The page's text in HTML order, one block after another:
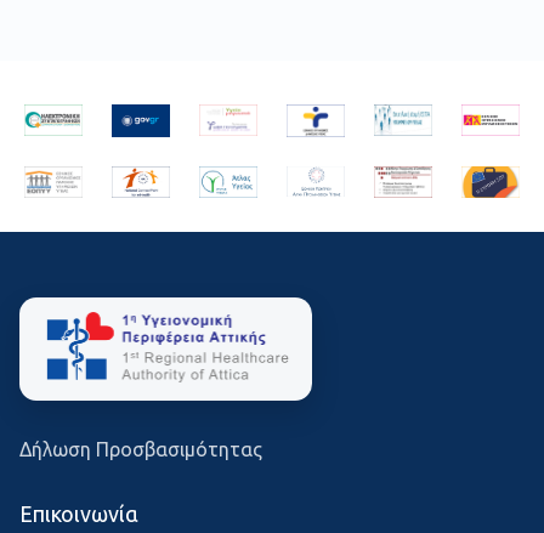
Δήλωση Προσβασιμότητας
Επικοινωνία